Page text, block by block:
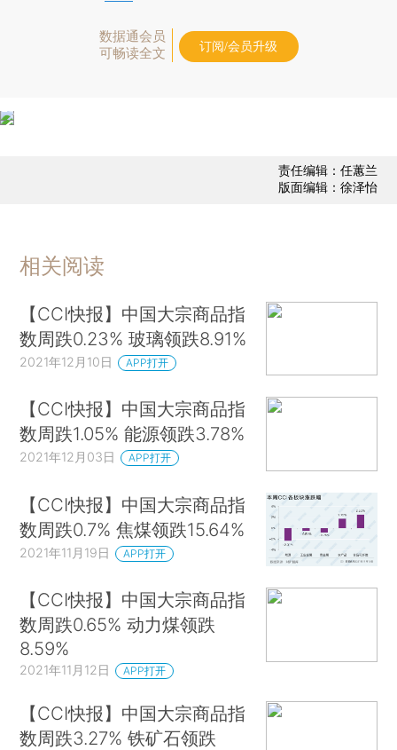
数据通会员
可畅读全文
订阅/会员升级
责任编辑：任蕙兰
版面编辑：徐泽怡
相关阅读
【CCI快报】中国大宗商品指
数周跌0.23% 玻璃领跌8.91%
2021年12月10日 APP打开
【CCI快报】中国大宗商品指
数周跌1.05% 能源领跌3.78%
2021年12月03日 APP打开
【CCI快报】中国大宗商品指
数周跌0.7% 焦煤领跌15.64%
2021年11月19日 APP打开
【CCI快报】中国大宗商品指
数周跌0.65% 动力煤领跌
8.59%
2021年11月12日 APP打开
【CCI快报】中国大宗商品指
数周跌3.27% 铁矿石领跌